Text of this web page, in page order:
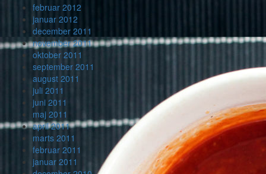
februar 2012
januar 2012
december 2011
november 2011
oktober 2011
september 2011
august 2011
juli 2011
juni 2011
maj 2011
april 2011
marts 2011
februar 2011
januar 2011